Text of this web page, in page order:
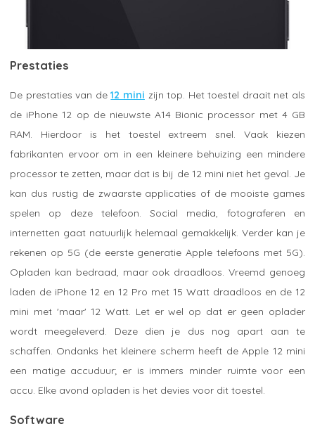
Prestaties
De prestaties van de12 mini zijn top. Het toestel draait net als
de iPhone 12 op de nieuwste A14 Bionic processor met 4 GB
RAM. Hierdoor is het toestel extreem snel. Vaak kiezen
fabrikanten ervoor om in een kleinere behuizing een mindere
processor te zetten, maar dat is bij de 12 mini niet het geval. Je
kan dus rustig de zwaarste applicaties of de mooiste games
spelen op deze telefoon. Social media, fotograferen en
internetten gaat natuurlijk helemaal gemakkelijk. Verder kan je
rekenen op 5G (de eerste generatie Apple telefoons met 5G).
Opladen kan bedraad, maar ook draadloos. Vreemd genoeg
laden de iPhone 12 en 12 Pro met 15 Watt draadloos en de 12
mini met 'maar' 12 Watt. Let er wel op dat er geen oplader
wordt meegeleverd. Deze dien je dus nog apart aan te
schaffen. Ondanks het kleinere scherm heeft de Apple 12 mini
een matige accuduur; er is immers minder ruimte voor een
accu. Elke avond opladen is het devies voor dit toestel.
Software